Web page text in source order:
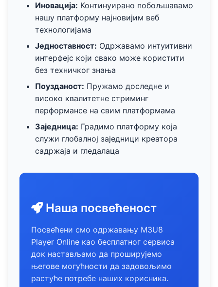
Иновација: Континуирано побољшавамо
нашу платформу најновијим веб
технологијама
Једноставност: Одржавамо интуитивни
интерфејс који свако може користити
без техничког знања
Поузданост: Пружамо доследне и
високо квалитетне стриминг
перформансе на свим платформама
Заједница: Градимо платформу која
служи глобалној заједници креатора
садржаја и гледалаца
Наша посвећеност
Посвећени смо одржавању M3U8
Player Online као бесплатног сервиса
док настављамо да проширујемо
његове могућности да задовољимо
растуће потребе наших корисника.